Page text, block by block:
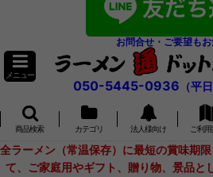
お問合せ・ご要望も
メニュー
050-5445-0936 （平
商品検索 カテゴリ 法人様向け ご利
全ラーメン（常温保存）に最短の賞味期
て、ご家庭用やギフト、贈り物、景品と